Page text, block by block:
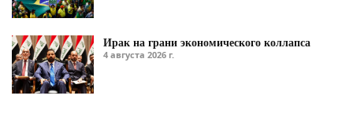
Ирак на грани экономического коллапса
4 августа 2026 г.